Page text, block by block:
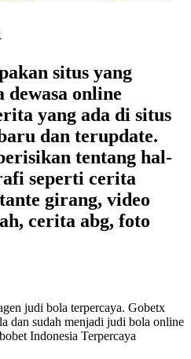
situs yang
online
yang ada di situs
dan terupdate.
tentang hal-
seperti cerita
girang, video
cerita abg, foto
judi bola terpercaya. Gobetx
dan sudah menjadi judi bola online
Indonesia Terpercaya